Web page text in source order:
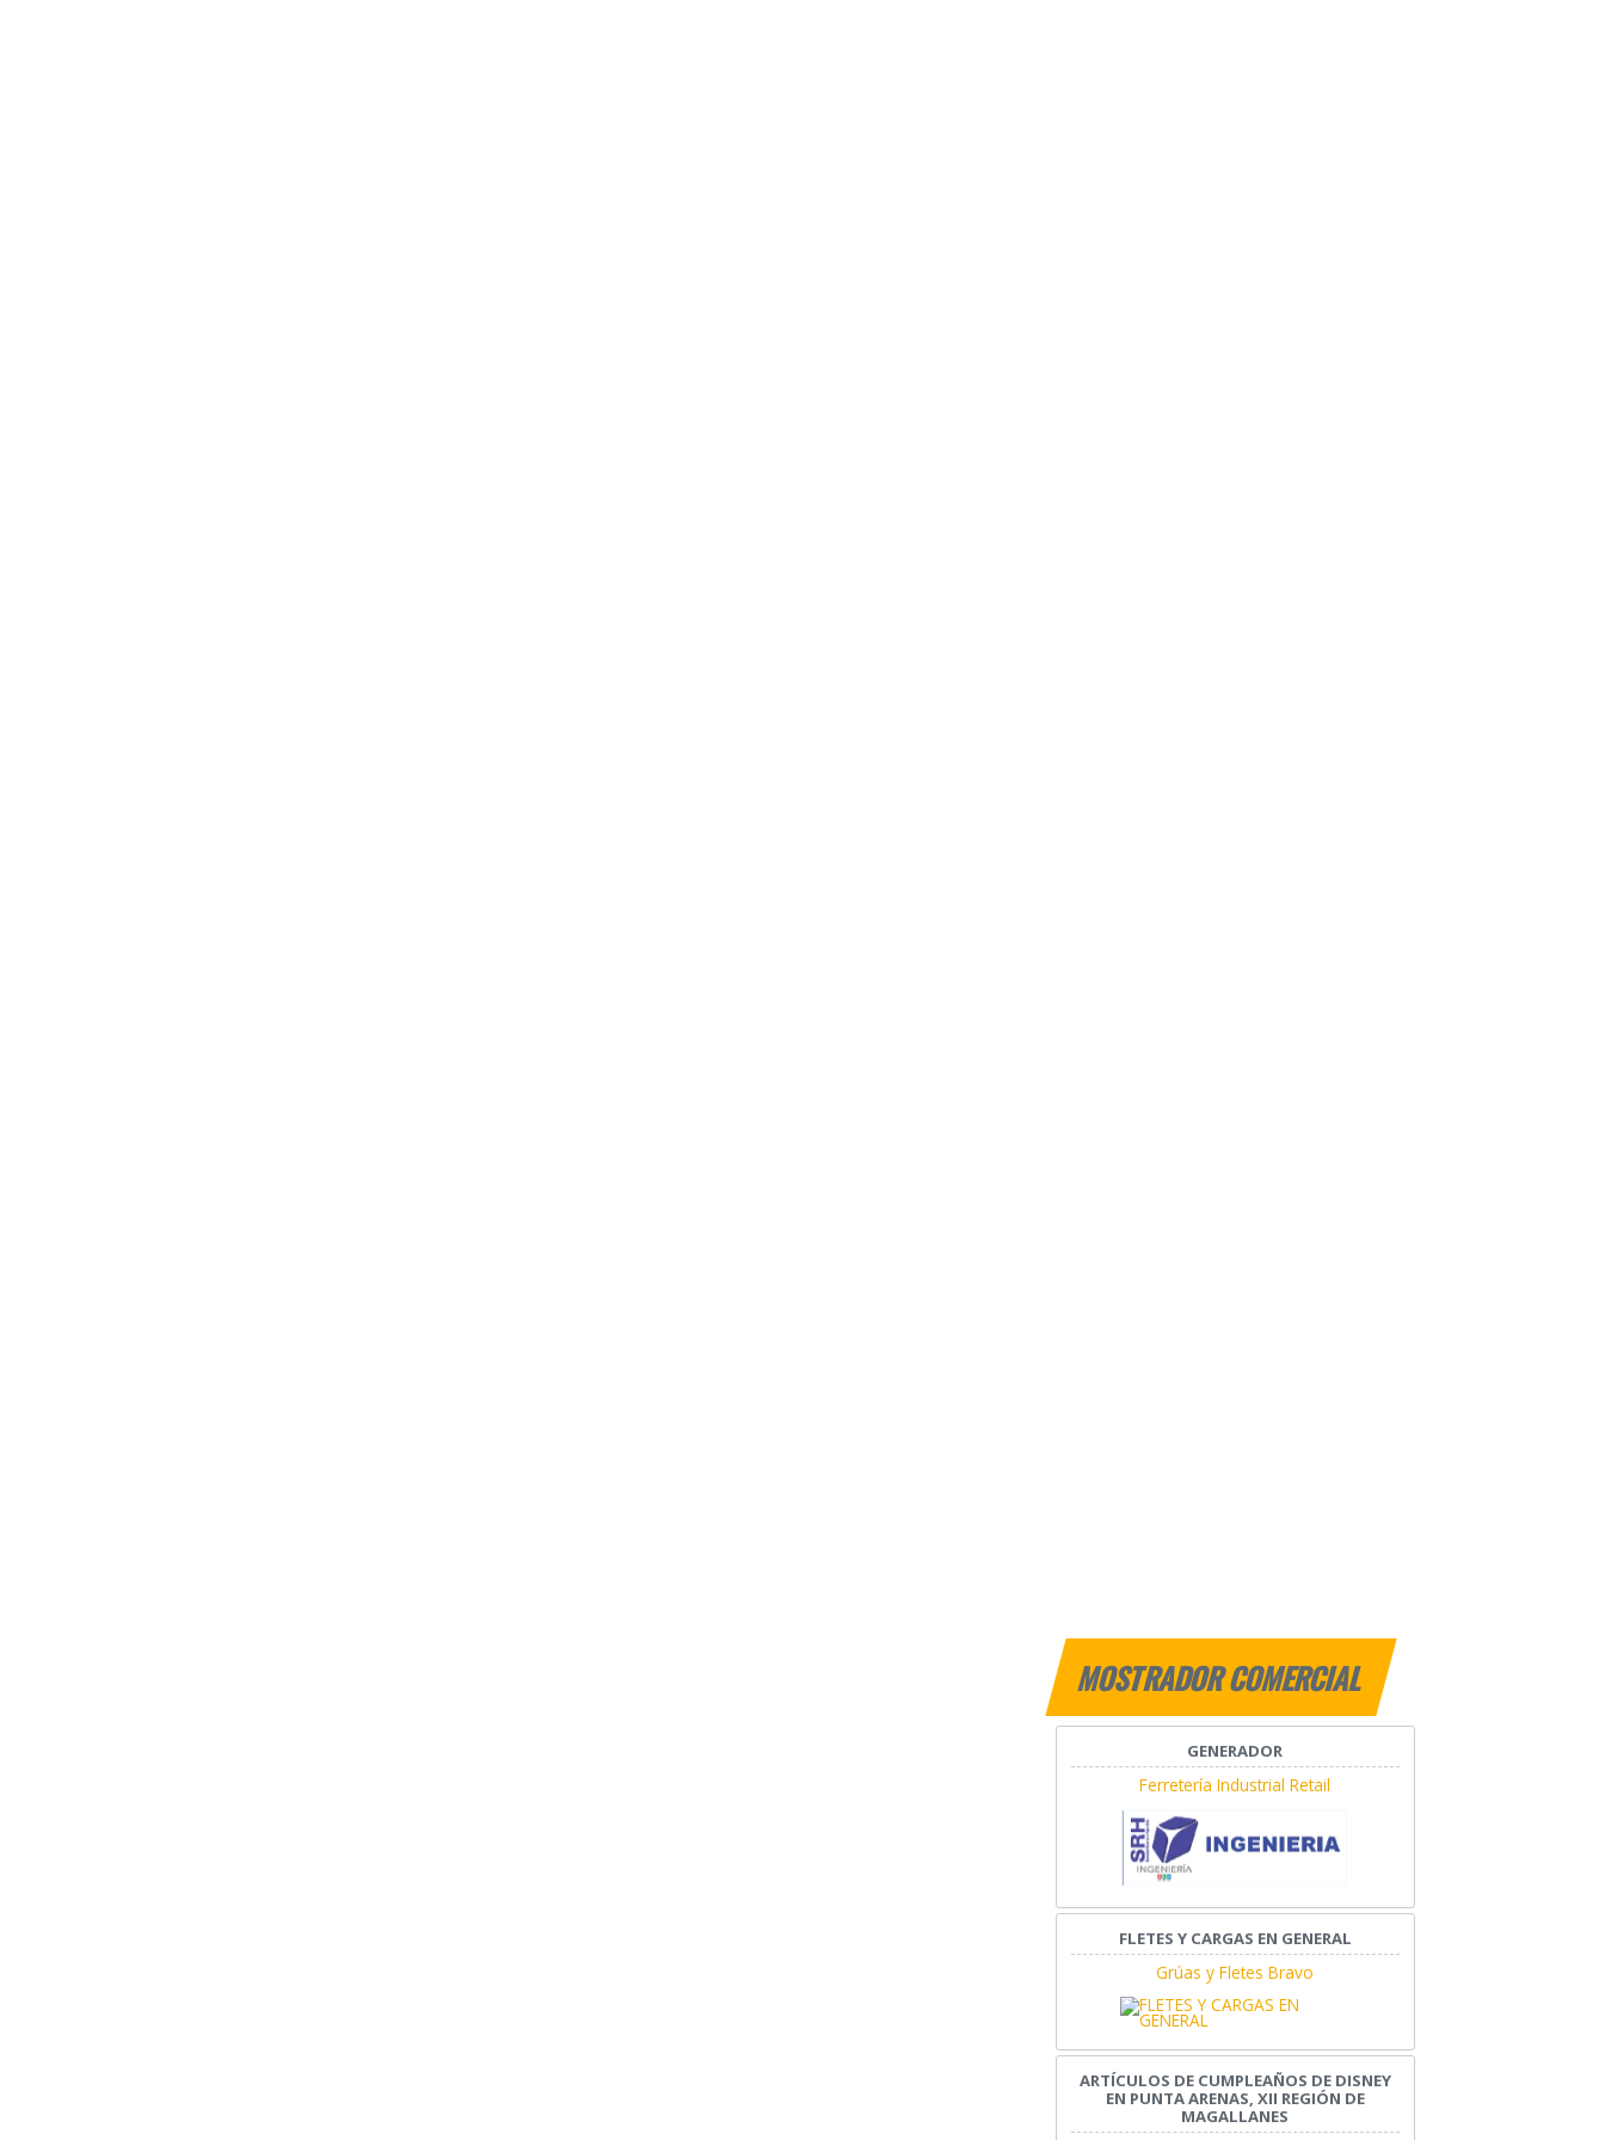
MOSTRADOR COMERCIAL
GENERADOR
Ferretería Industrial Retail
FLETES Y CARGAS EN GENERAL
Grúas y Fletes Bravo
ARTÍCULOS DE CUMPLEAÑOS DE DISNEY
EN PUNTA ARENAS, XII REGIÓN DE
MAGALLANES